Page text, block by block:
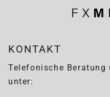
KONTAKT
Telefonische Beratung
unter: